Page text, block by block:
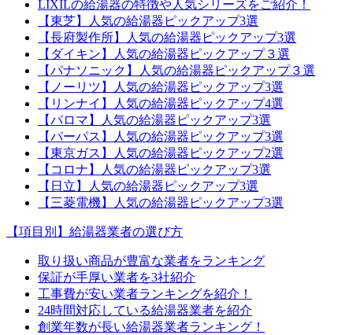
LIXILの給湯器の特徴や人気シリーズをご紹介！
【東芝】人気の給湯器ピックアップ3選
【長府製作所】人気の給湯器ピックアップ3選
【ダイキン】人気の給湯器ピックアップ３選
【パナソニック】人気の給湯器ピックアップ３選
【ノーリツ】人気の給湯器ピックアップ3選
【リンナイ】人気の給湯器ピックアップ4選
【パロマ】人気の給湯器ピックアップ3選
【パーパス】人気の給湯器ピックアップ3選
【東京ガス】人気の給湯器ピックアップ2選
【コロナ】人気の給湯器ピックアップ3選
【日立】人気の給湯器ピックアップ3選
【三菱電機】人気の給湯器ピックアップ3選
【項目別】給湯器業者の選び方
取り扱い商品が豊富な業者をランキング
保証が手厚い業者を3社紹介
工事費が安い業者ランキングを紹介！
24時間対応している給湯器業者を紹介
創業年数が長い給湯器業者ランキング！